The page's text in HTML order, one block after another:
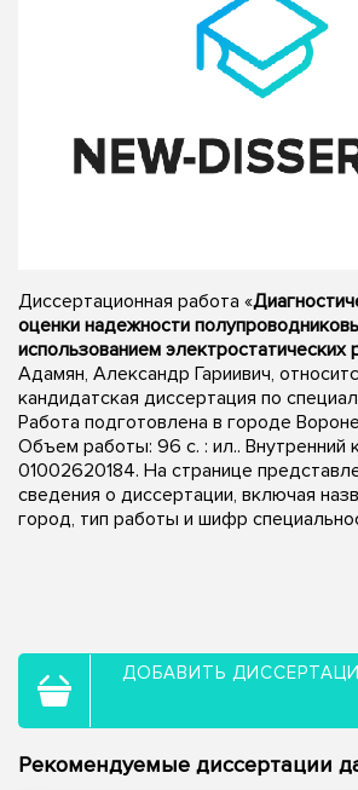
Диссертационная работа «
оценки надежности
использованием электростатических
Адамян, Александр Гариивич,
кандидатская диссертация по
Работа подготовлена в городе
Объем работы: 96 с. : ил.. Внутренний
01002620184. На странице
сведения о диссертации, включая
город, тип работы и шифр
ДОБАВИТЬ
Рекомендуемые диссертации